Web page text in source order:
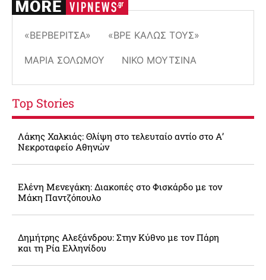
«ΒΕΡΒΕΡΊΤΣΑ» «ΒΡΕ ΚΑΛΏΣ ΤΟΥΣ»
ΜΑΡΊΑ ΣΟΛΩΜΟΎ ΝΊΚΟ ΜΟΥΤΣΙΝΆ
Top Stories
Λάκης Χαλκιάς: Θλίψη στο τελευταίο αντίο στο Α’
Νεκροταφείο Αθηνών
Ελένη Μενεγάκη: Διακοπές στο Φισκάρδο με τον
Μάκη Παντζόπουλο
Δημήτρης Αλεξάνδρου: Στην Κύθνο με τον Πάρη
και τη Ρία Ελληνίδου